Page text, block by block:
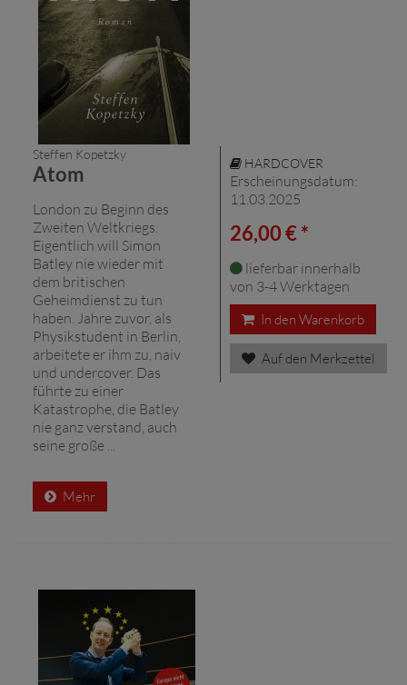
Steffen Kopetzky
Atom
London zu Beginn des
Zweiten Weltkriegs.
Eigentlich will Simon
Batley nie wieder mit
dem britischen
Geheimdienst zu tun
haben. Jahre zuvor, als
Physikstudent in Berlin,
arbeitete er ihm zu, naiv
und undercover. Das
führte zu einer
Katastrophe, die Batley
nie ganz verstand, auch
seine große ...
Mehr
HARDCOVER
Erscheinungsdatum:
11.03.2025
26,00 € *
lieferbar innerhalb
von 3-4 Werktagen
In den Warenkorb
Auf den Merkzettel